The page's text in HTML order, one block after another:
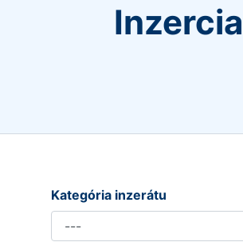
Inzercia
Kategória inzerátu